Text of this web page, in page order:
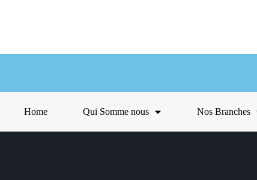
Home Qui Somme nous Nos Branches